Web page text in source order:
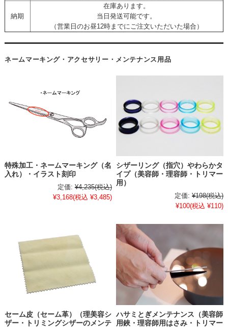
納期
在庫あります。
当日発送可能です。
（営業日のお昼12時までにご注文いただいた場合）
ネームマーキング・アクセサリー・メンテナンス用品
特殊加工・ネームマーキング（名
入れ）・イラスト刻印
定価: ¥4,235(税込)
¥3,168(税込 ¥3,485)
シザーリング（指穴）やわらかタ
イプ（美容師・理容師・トリマー
用）
定価: ¥198(税込)
¥100(税込 ¥110)
セーム皮（セーム革）（理美容シ
ザー・トリミングシザーのメンテ
ハサミとぎメンテナンス（美容師
用鋏・理容師用はさみ・トリマー